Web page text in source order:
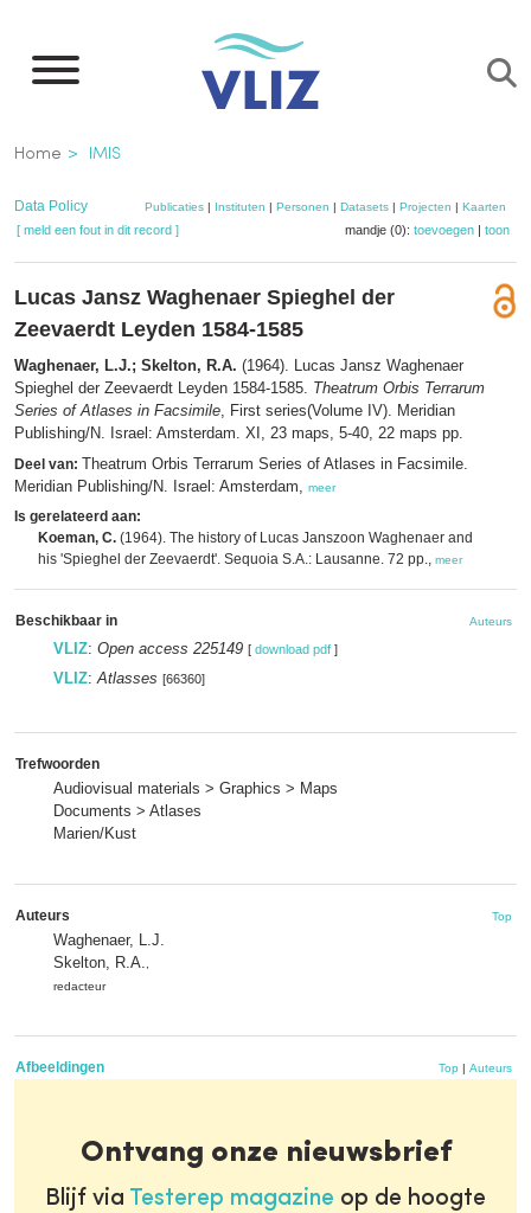
naar
inhoud
gaan
Kruimelpad
Home IMIS
Data Policy Publicaties| Instituten | Personen | Datasets| Projecten | Kaarten
[ meld een fout in dit record ] mandje (0): toevoegen | toon
Lucas Jansz Waghenaer Spieghel der
Zeevaerdt Leyden 1584-1585
Waghenaer, L.J.; Skelton, R.A. (1964). Lucas Jansz Waghenaer
Spieghel der Zeevaerdt Leyden 1584-1585. Theatrum Orbis Terrarum
Series of Atlases in Facsimile, First series(Volume IV). Meridian
Publishing/N. Israel: Amsterdam. XI, 23 maps, 5-40, 22 maps pp.
Deel van: Theatrum Orbis Terrarum Series of Atlases in Facsimile.
Meridian Publishing/N. Israel: Amsterdam, meer
Is gerelateerd aan:
Koeman, C. (1964). The history of Lucas Janszoon Waghenaer and
his 'Spieghel der Zeevaerdt'. Sequoia S.A.: Lausanne. 72 pp., meer
Beschikbaar in Auteurs
VLIZ: Open access 225149 [ download pdf ]
VLIZ:Atlasses [66360]
Trefwoorden
Audiovisual materials > Graphics > Maps
Documents > Atlases
Marien/Kust
Auteurs Top
Waghenaer, L.J.
Skelton, R.A.
redacteur
Afbeeldingen Top | Auteurs
Ontvang onze nieuwsbrief
Blijf via Testerep magazine op de hoogte